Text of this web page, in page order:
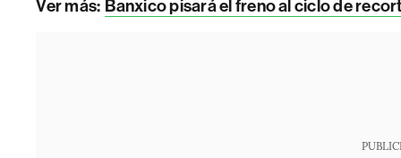
Ver más: Banxico pisará el freno al ciclo de